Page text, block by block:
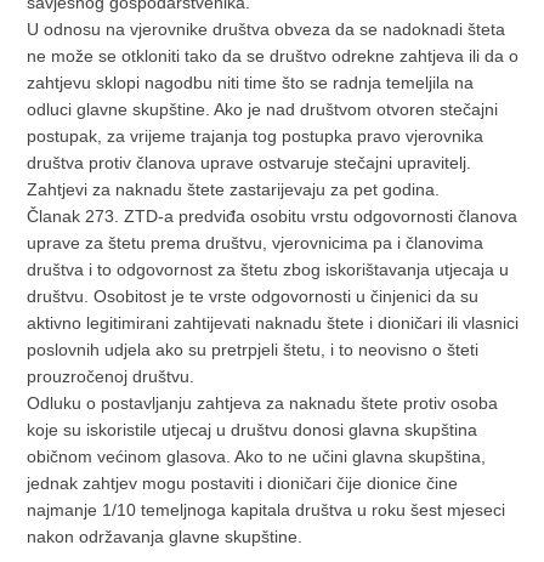
U odnosu na vjerovnike društva obveza da se nadoknadi šteta
ne može se otkloniti tako da se društvo odrekne zahtjeva ili da o
zahtjevu sklopi nagodbu niti time što se radnja temeljila na
odluci glavne skupštine. Ako je nad društvom otvoren stečajni
postupak, za vrijeme trajanja tog postupka pravo vjerovnika
društva protiv članova uprave ostvaruje stečajni upravitelj.
Zahtjevi za naknadu štete zastarijevaju za pet godina.
Članak 273. ZTD-a predviđa osobitu vrstu odgovornosti članova
uprave za štetu prema društvu, vjerovnicima pa i članovima
društva i to odgovornost za štetu zbog iskorištavanja utjecaja u
društvu. Osobitost je te vrste odgovornosti u činjenici da su
aktivno legitimirani zahtijevati naknadu štete i dioničari ili vlasnici
poslovnih udjela ako su pretrpjeli štetu, i to neovisno o šteti
prouzročenoj društvu.
Odluku o postavljanju zahtjeva za naknadu štete protiv osoba
koje su iskoristile utjecaj u društvu donosi glavna skupština
običnom većinom glasova. Ako to ne učini glavna skupština,
jednak zahtjev mogu postaviti i dioničari čije dionice čine
najmanje 1/10 temeljnoga kapitala društva u roku šest mjeseci
nakon održavanja glavne skupštine.